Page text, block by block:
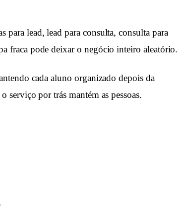
para lead, lead para consulta, consulta para
fraca pode deixar o negócio inteiro aleatório.
cada aluno organizado depois da
por trás mantém as pessoas.